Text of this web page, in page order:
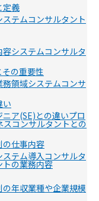
定義
ステムコンサルタント
容システムコンサルタ
の重要性
務領域システムコンサ
い
ア(SE)との違いプロ
スコンサルタントとの
の仕事内容
ステム導入コンサルタ
の業務内容
の年収業種や企業規模